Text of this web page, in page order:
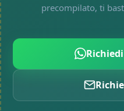
precompilato, ti